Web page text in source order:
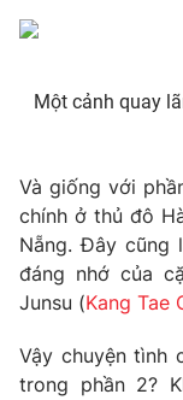
Thị trường
Giao lưu trực
Lịch phát sóng
Chuyên mục khác
Emagazine
Photo
Video
Một cảnh quay
Và giống với
chính ở thủ đô
Nẵng. Đây cũng
đáng nhớ của
Junsu (Kang Tae
Vậy chuyện tình
trong phần 2?